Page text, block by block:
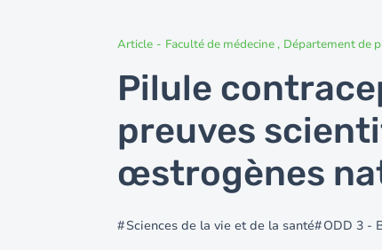
Article - Faculté de médecine Département de
Pilule
preuves
œstrogènes
Sciences de la vie et de la santé ODD 3 -